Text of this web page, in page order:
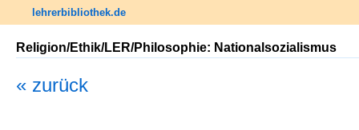
lehrerbibliothek.de
Religion/Ethik/LER/Philosophie: Nationalsozialismus
« zurück